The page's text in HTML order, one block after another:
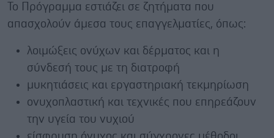
Το Πρόγραμμα εστιάζει σε ζητήματα που
απασχολούν άμεσα τους επαγγελματίες, όπως:
λοιμώξεις ονύχων και δέρματος και η
σύνδεσή τους με τη διατροφή
μυκητιάσεις και εργαστηριακή τεκμηρίωση
ονυχοπλαστική και τεχνικές που επηρεάζουν
την υγεία του νυχιού